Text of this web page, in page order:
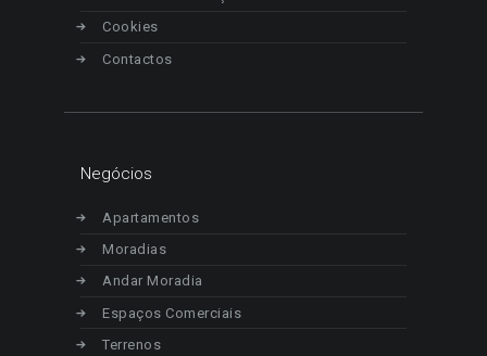
Cookies
Contactos
Negócios
Apartamentos
Moradias
Andar Moradia
Espaços Comerciais
Terrenos